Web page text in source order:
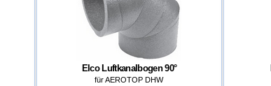
Elco Luftkanalbogen 90°
für AEROTOP DHW